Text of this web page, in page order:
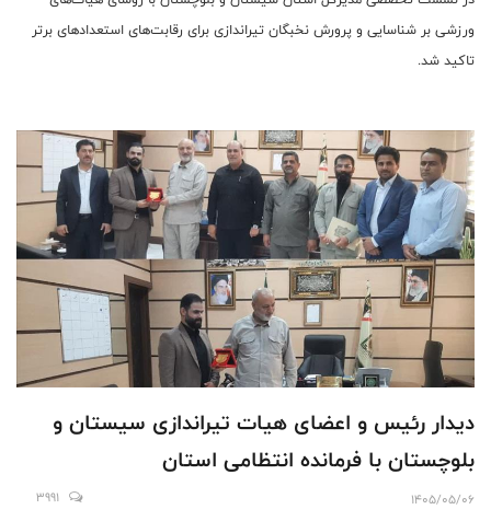
ورزشی بر شناسایی و پرورش نخبگان تیراندازی برای رقابت‌های استعدادهای برتر
تاکید شد.
دیدار رئیس و اعضای هیات تیراندازی سیستان و
بلوچستان با فرمانده انتظامی استان
1405/05/06
3991